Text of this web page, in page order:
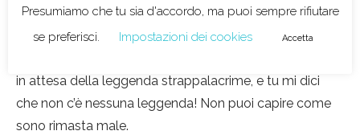
Claudia B. Voce del Verbo Partire
in attesa della leggenda strappalacrime, e tu mi dici
che non c’è nessuna leggenda! Non puoi capire come
sono rimasta male.
Presumiamo che tu sia d'accordo, ma puoi sempre rifiutare
se preferisci.
Impostazioni dei cookies Accetta